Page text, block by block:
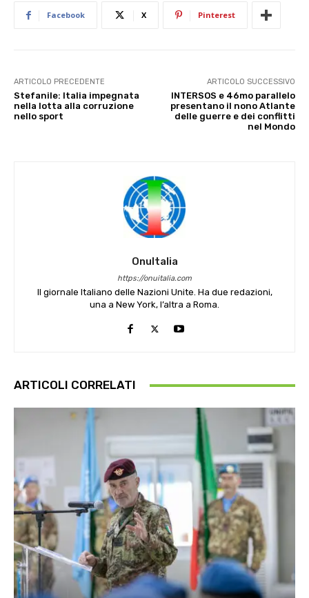
Facebook X Pinterest
ARTICOLO PRECEDENTE
Stefanile: Italia impegnata
nella lotta alla corruzione
nello sport
ARTICOLO SUCCESSIVO
INTERSOS e 46mo parallelo
presentano il nono Atlante
delle guerre e dei conflitti
nel Mondo
OnuItalia
https://onuitalia.com
Il giornale Italiano delle Nazioni Unite. Ha due redazioni,
una a New York, l’altra a Roma.
ARTICOLI CORRELATI